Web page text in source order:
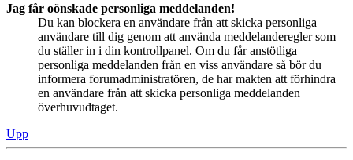
Jag får oönskade personliga meddelanden!
Du kan blockera en användare från att skicka personliga
användare till dig genom att använda meddelanderegler som
du ställer in i din kontrollpanel. Om du får anstötliga
personliga meddelanden från en viss användare så bör du
informera forumadministratören, de har makten att förhindra
en användare från att skicka personliga meddelanden
överhuvudtaget.
Upp